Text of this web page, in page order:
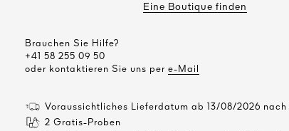
Eine Boutique finden
Brauchen Sie Hilfe?
+41 58 255 09 50
oder kontaktieren Sie uns per e-Mail
Voraussichtliches Lieferdatum ab 13/08/2026 nach
2 Gratis-Proben